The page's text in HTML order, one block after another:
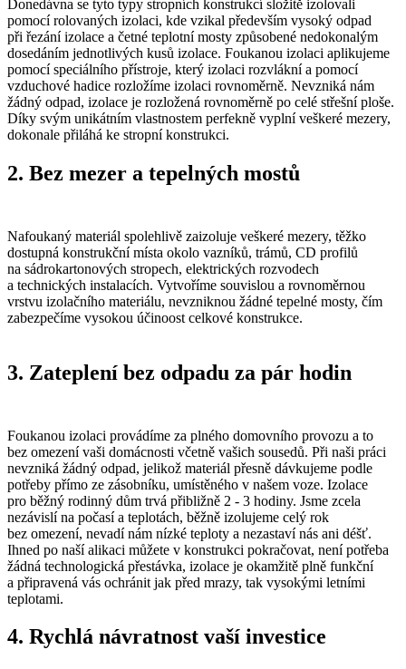
Donedávna se tyto typy stropních konstrukcí složitě izolovali
pomocí rolovaných izolaci, kde vzikal především vysoký odpad
při řezání izolace a četné teplotní mosty způsobené nedokonalým
dosedáním jednotlivých kusů izolace. Foukanou izolaci aplikujeme
pomocí speciálního přístroje, který izolaci rozvlákní a pomocí
vzduchové hadice rozložíme izolaci rovnoměrně. Nevzniká nám
žádný odpad, izolace je rozložená rovnoměrně po celé střešní ploše.
Díky svým unikátním vlastnostem perfekně vyplní veškeré mezery,
dokonale přiláhá ke stropní konstrukci.
2. Bez mezer a tepelných mostů
Nafoukaný materiál spolehlivě zaizoluje veškeré mezery, těžko
dostupná konstrukční místa okolo vazníků, trámů, CD profilů
na sádrokartonových stropech, elektrických rozvodech
a technických instalacích. Vytvoříme souvislou a rovnoměrnou
vrstvu izolačního materiálu, nevzniknou žádné tepelné mosty, čím
zabezpečíme vysokou účinoost celkové konstrukce.
3. Zateplení bez odpadu za pár hodin
Foukanou izolaci provádíme za plného domovního provozu a to
bez omezení vaši domácnosti včetně vašich sousedů. Při naši práci
nevzniká žádný odpad, jelikož materiál přesně dávkujeme podle
potřeby přímo ze zásobníku, umístěného v našem voze. Izolace
pro běžný rodinný dům trvá přibližně 2 - 3 hodiny. Jsme zcela
nezávislí na počasí a teplotách, běžně izolujeme celý rok
bez omezení, nevadí nám nízké teploty a nezastaví nás ani déšť.
Ihned po naší alikaci můžete v konstrukci pokračovat, není potřeba
žádná technologická přestávka, izolace je okamžitě plně funkční
a připravená vás ochránit jak před mrazy, tak vysokými letními
teplotami.
4. Rychlá návratnost vaší investice